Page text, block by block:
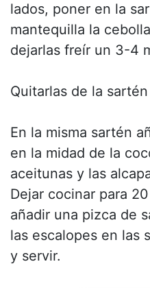
lados, poner en la
mantequilla la
dejarlas freír un 3-4
Quitarlas de la
En la misma sartén
en la midad de la
aceitunas y las
Dejar cocinar para
añadir una pizca de
las escalopes en las
y servir.